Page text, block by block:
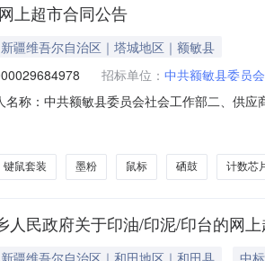
上超市合同公告
新疆维吾尔自治区｜塔城地区｜额敏县
招标单位： 中共额敏县委员
名称：中共额敏县委员会社会工作部二、供
M7400/LJ2405/2200/2400PRO墨粉联想
键鼠套装 墨粉 鼠标 硒鼓 计数芯
人民政府关于印油/印泥/印台的网
新疆维吾尔自治区｜和田地区｜和田县
中